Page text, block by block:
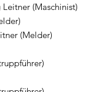
Leitner (Maschinist)
(Melder)